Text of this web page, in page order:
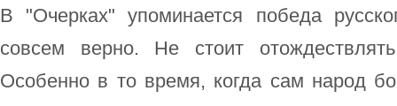
В "Очерках" упоминается победа
совсем верно. Не стоит
Особенно в то время, когда сам народ